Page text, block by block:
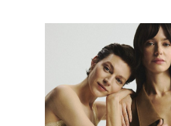
завладеят гардеробите ни